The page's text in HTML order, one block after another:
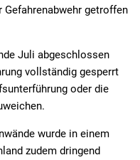
getroffen
Juli abgeschlossen
vollständig gesperrt
oder die
wurde in einem
zudem dringend